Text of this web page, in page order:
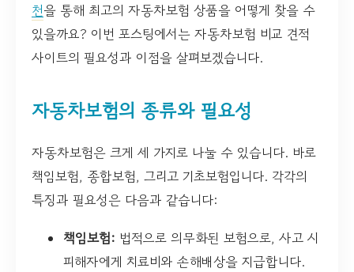
천을 통해 최고의 자동차보험 상품을 어떻게 찾을 수
있을까요? 이번 포스팅에서는 자동차보험 비교 견적
사이트의 필요성과 이점을 살펴보겠습니다.
자동차보험의 종류와 필요성
자동차보험은 크게 세 가지로 나눌 수 있습니다. 바로
책임보험, 종합보험, 그리고 기초보험입니다. 각각의
특징과 필요성은 다음과 같습니다:
책임보험: 법적으로 의무화된 보험으로, 사고 시
피해자에게 치료비와 손해배상을 지급합니다.